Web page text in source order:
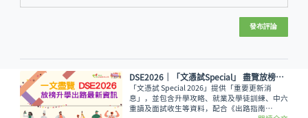
發布評論
DSE2026│「文憑試Special」 盡覽放榜升學出路最新資訊
「文憑試 Special 2026」提供「重要更新消
息」，並包含升學攻略、就業及學徒訓練、中六
重讀及面試收生等資料，配合《出路指南